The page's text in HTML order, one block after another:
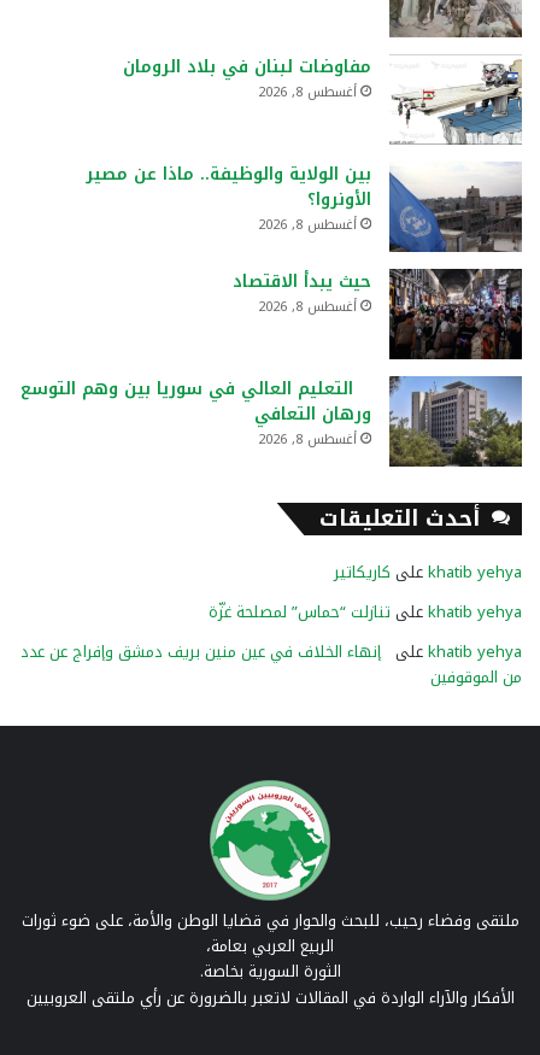
مفاوضات لبنان في بلاد الرومان
أغسطس 8, 2026
بين الولاية والوظيفة.. ماذا عن مصير
الأونروا؟
أغسطس 8, 2026
حيث يبدأ الاقتصاد
أغسطس 8, 2026
التعليم العالي في سوريا بين وهم التوسع
ورهان التعافي
أغسطس 8, 2026
أحدث التعليقات
khatib yehyaعلى كاريكاتير
khatib yehyaعلى تنازلت “حماس” لمصلحة غزّة
khatib yehyaعلى إنهاء الخلاف في عين منين بريف دمشق وإفراج عن عدد
من الموقوفين
ملتقى وفضاء رحيب، للبحث والحوار في قضايا الوطن والأمة، على ضوء ثورات
الربيع العربي بعامة،
الثورة السورية بخاصة.
الأفكار والآراء الواردة في المقالات لاتعبر بالضرورة عن رأي ملتقى العروبيين